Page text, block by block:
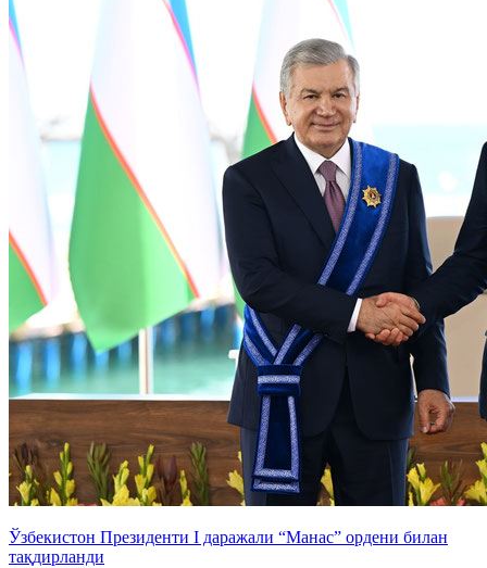
Ўзбекистон Президенти I даражали “Манас” ордени билан
тақдирланди